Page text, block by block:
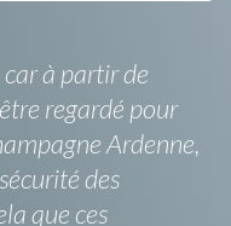
à partir de
regardé pour
Ardenne,
des
que ces